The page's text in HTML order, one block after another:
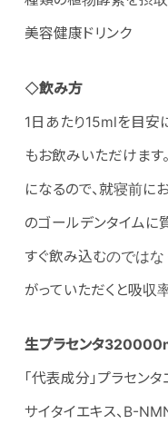
美容健康ドリンク
◇飲み方
1日あたり15mlを目安
もお飲みいただけます
になるので、就寝前に
のゴールデンタイムに
すぐ飲み込むのでは
がっていただくと吸収
生プラセンタ
「代表成分」プラセンタ
サイタイエキス、B-